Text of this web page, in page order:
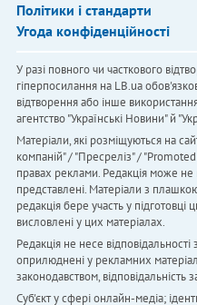
Політики і стандарти
Угода конфіденційності
У разі повного чи часткового
гіперпосилання на LB.ua
відтворення або інше
агентство "Українськi Новини" й
Матеріали, які розміщуються на
компаній" / "Пресреліз" /
правах реклами. Редакція може не
представлені. Матеріали з
редакція бере участь у підготовці
висловлені у цих матеріалах.
Редакція не несе
оприлюднені у рекламних
законодавством,
Cуб'єкт у сфері онлайн-медіа;